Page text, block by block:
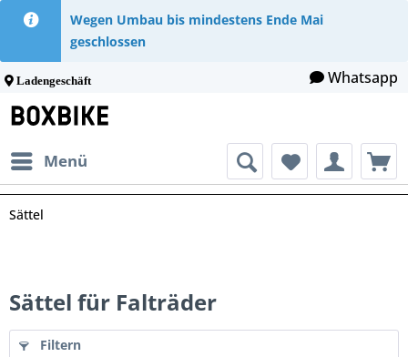
Wegen Umbau bis mindestens Ende Mai
geschlossen
Ladengeschäft Whatsapp
Menü
Sättel
Sättel für Falträder
Filtern